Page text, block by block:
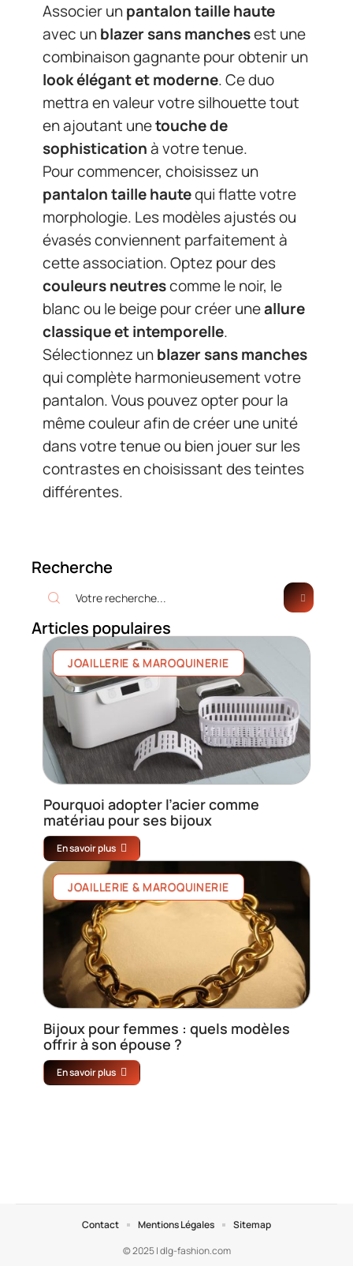
Associer unpantalon taille haute
avec unblazer sans manchesest une
combinaison gagnante pour obtenir un
look élégant et moderne. Ce duo
mettra en valeur votre silhouette tout
en ajoutant unetouche de
sophisticationà votre tenue.
Pour commencer, choisissez un
pantalon taille hautequi flatte votre
morphologie. Les modèles ajustés ou
évasés conviennent parfaitement à
cette association. Optez pour des
couleurs neutrescomme le noir, le
blanc ou le beige pour créer uneallure
classique et intemporelle.
Sélectionnez unblazer sans manches
qui complète harmonieusement votre
pantalon. Vous pouvez opter pour la
même couleur afin de créer une unité
dans votre tenue ou bien jouer sur les
contrastes en choisissant des teintes
différentes.
Recherche
Articles populaires
JOAILLERIE & MAROQUINERIE
Pourquoi adopter l’acier comme
matériau pour ses bijoux
En savoir plus
JOAILLERIE & MAROQUINERIE
Bijoux pour femmes : quels modèles
offrir à son épouse ?
En savoir plus
© 2025 | dlg-fashion.com
Contact Mentions Légales Sitemap